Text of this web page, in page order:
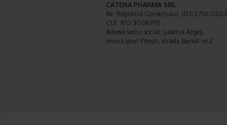
CATENA PHARMA SRL
Nr. Registrul Comerţului: J03/2710/2023
CUI: RO 3008793
Adresă sediu social: judetul Argeş,
municipiul Piteşti, strada Banat nr.2